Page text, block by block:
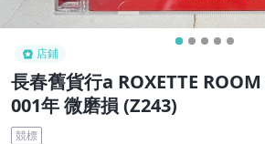
店鋪
長春舊貨行a ROXETTE ROOM
001年 微磨損 (Z243)
競標